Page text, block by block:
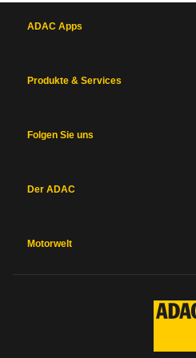
ADAC Apps
Produkte & Services
Folgen Sie uns
Der ADAC
Motorwelt